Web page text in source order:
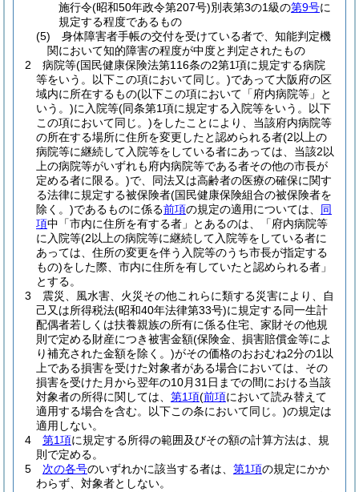
施行令(昭和50年政令第207号)別表第3の1級の第9号に
規定する程度であるもの
(5)
身体障害者手帳の交付を受けている者で、知能判定機
関において知的障害の程度が中度と判定されたもの
2
病院等(国民健康保険法第116条の2第1項に規定する病院
等をいう。以下この項において同じ。)であって大阪府の区
域内に所在するもの(以下この項において「府内病院等」と
いう。)に入院等(同条第1項に規定する入院等をいう。以下
この項において同じ。)をしたことにより、当該府内病院等
の所在する場所に住所を変更したと認められる者(2以上の
病院等に継続して入院等をしている者にあっては、当該2以
上の病院等がいずれも府内病院等である者その他の市長が
定める者に限る。)で、同法又は高齢者の医療の確保に関す
る法律に規定する被保険者(国民健康保険組合の被保険者を
除く。)であるものに係る前項の規定の適用については、 同
項中「市内に住所を有する者」とあるのは、「府内病院等
に入院等(2以上の病院等に継続して入院等をしている者に
あっては、住所の変更を伴う入院等のうち市長が指定する
もの)をした際、市内に住所を有していたと認められる者」
とする。
3
震災、風水害、火災その他これらに類する災害により、自
己又は所得税法(昭和40年法律第33号)に規定する同一生計
配偶者若しくは扶養親族の所有に係る住宅、家財その他規
則で定める財産につき被害金額(保険金、損害賠償金等によ
り補充された金額を除く。)がその価格のおおむね2分の1以
上である損害を受けた対象者がある場合においては、その
損害を受けた月から翌年の10月31日までの間における当該
対象者の所得に関しては、 第1項(前項において読み替えて
適用する場合を含む。以下この条において同じ。)の規定は
適用しない。
4
第1項に規定する所得の範囲及びその額の計算方法は、規
則で定める。
5
次の各号のいずれかに該当する者は、 第1項の規定にかか
わらず、対象者としない。